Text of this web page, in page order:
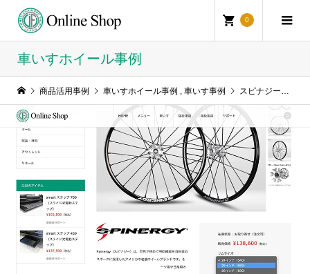
0
車いすホイール事例
商品活用事例 車いすホイール事例 , 車いす事例 スピナジーホイールの発注方法をご説明します。